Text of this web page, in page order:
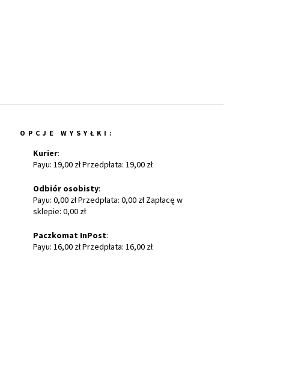
OPCJE WYSYŁKI:
Kurier:
Payu: 19,00 zł Przedpłata: 19,00 zł
Odbiór osobisty:
Payu: 0,00 zł Przedpłata: 0,00 zł Zapłacę w
sklepie: 0,00 zł
Paczkomat InPost:
Payu: 16,00 zł Przedpłata: 16,00 zł